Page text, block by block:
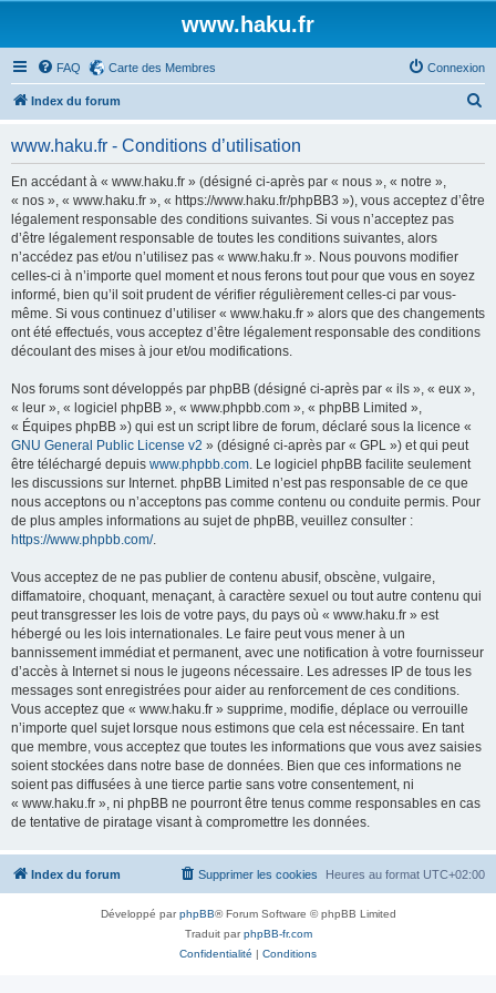
www.haku.fr
FAQ Carte des Membres Connexion
Index du forum
e
www.haku.fr - Conditions d’utilisation
En accédant à « www.haku.fr » (désigné ci-après par « nous », « notre »,
« nos », « www.haku.fr », « https://www.haku.fr/phpBB3 »), vous acceptez d’être
légalement responsable des conditions suivantes. Si vous n’acceptez pas
d’être légalement responsable de toutes les conditions suivantes, alors
n’accédez pas et/ou n’utilisez pas « www.haku.fr ». Nous pouvons modifier
celles-ci à n’importe quel moment et nous ferons tout pour que vous en soyez
informé, bien qu’il soit prudent de vérifier régulièrement celles-ci par vous-
même. Si vous continuez d’utiliser « www.haku.fr » alors que des changements
ont été effectués, vous acceptez d’être légalement responsable des conditions
découlant des mises à jour et/ou modifications.
Nos forums sont développés par phpBB (désigné ci-après par « ils », « eux »,
« leur », « logiciel phpBB », « www.phpbb.com », « phpBB Limited »,
« Équipes phpBB ») qui est un script libre de forum, déclaré sous la licence «
GNU General Public License v2 » (désigné ci-après par « GPL ») et qui peut
être téléchargé depuis www.phpbb.com. Le logiciel phpBB facilite seulement
les discussions sur Internet. phpBB Limited n’est pas responsable de ce que
nous acceptons ou n’acceptons pas comme contenu ou conduite permis. Pour
de plus amples informations au sujet de phpBB, veuillez consulter :
https://www.phpbb.com/.
Vous acceptez de ne pas publier de contenu abusif, obscène, vulgaire,
diffamatoire, choquant, menaçant, à caractère sexuel ou tout autre contenu qui
peut transgresser les lois de votre pays, du pays où « www.haku.fr » est
hébergé ou les lois internationales. Le faire peut vous mener à un
bannissement immédiat et permanent, avec une notification à votre fournisseur
d’accès à Internet si nous le jugeons nécessaire. Les adresses IP de tous les
messages sont enregistrées pour aider au renforcement de ces conditions.
Vous acceptez que « www.haku.fr » supprime, modifie, déplace ou verrouille
n’importe quel sujet lorsque nous estimons que cela est nécessaire. En tant
que membre, vous acceptez que toutes les informations que vous avez saisies
soient stockées dans notre base de données. Bien que ces informations ne
soient pas diffusées à une tierce partie sans votre consentement, ni
« www.haku.fr », ni phpBB ne pourront être tenus comme responsables en cas
de tentative de piratage visant à compromettre les données.
Index du forum Heures au format UTC+02:00
Supprimer les cookies
Développé parphpBB® Forum Software © phpBB Limited
Traduit parphpBB-fr.com
Confidentialité | Conditions